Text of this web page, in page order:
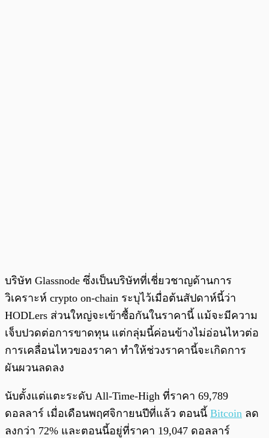
บริษัท Glassnode ซึ่งเป็นบริษัทที่เชี่ยวชาญด้านการ
วิเคราะห์ crypto on-chain ระบุไว้เมื่อต้นสัปดาห์นี้ว่า
HODLers ส่วนใหญ่จะเข้าซื้อกันในราคานี้ แม้จะมีความ
เจ็บปวดต่อการขาดทุน แต่กลุ่มนี้ค่อนข้างไม่อ่อนไหวต่อ
การเคลื่อนไหวของราคา ทำให้ช่วงราคานี้จะเกิดการ
ผันผวนลดลง
นับตั้งแต่แตะระดับ All-Time-High ที่ราคา 69,789
ดอลลาร์ เมื่อเดือนพฤศจิกายนปีที่แล้ว ตอนนี้ Bitcoin ลด
ลงกว่า 72% และตอนนี้อยู่ที่ราคา 19,047 ดอลลาร์